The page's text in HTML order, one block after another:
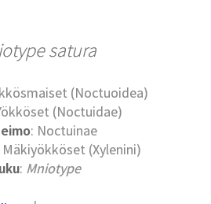
satura
(Noctuoidea)
(Noctuidae)
: Noctuinae
Mäkiyökköset (Xylenini)
: Mniotype